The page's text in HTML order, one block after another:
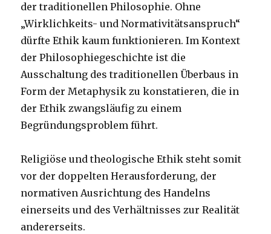
der traditionellen Philosophie. Ohne
„Wirklichkeits- und Normativitätsanspruch“
dürfte Ethik kaum funktionieren. Im Kontext
der Philosophiegeschichte ist die
Ausschaltung des traditionellen Überbaus in
Form der Metaphysik zu konstatieren, die in
der Ethik zwangsläufig zu einem
Begründungsproblem führt.
Religiöse und theologische Ethik steht somit
vor der doppelten Herausforderung, der
normativen Ausrichtung des Handelns
einerseits und des Verhältnisses zur Realität
andererseits.